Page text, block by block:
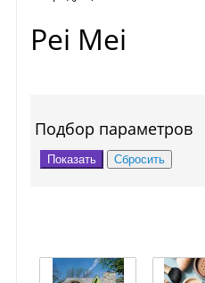
Pei Mei
Подбор параметров